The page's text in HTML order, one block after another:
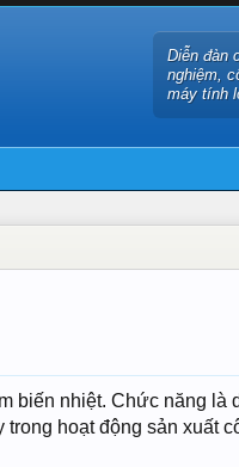
Diễn đàn
nghiệm,
máy tính
biến nhiệt. Chức năng là
hoạt động sản xuất